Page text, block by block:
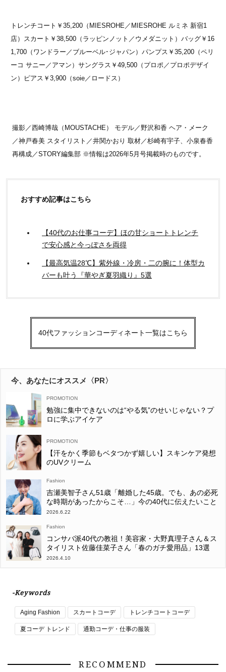
トレンチコート￥35,200（MIESROHE／MIESROHE ルミネ 新宿1
店）スカート￥38,500（ラッピンノット／ウメダニット）バッグ￥16
1,700（ワンドラー／ブルーベル･ジャパン）パンプス￥35,200（ペリ
ーコ サニー／アマン）サングラス￥49,500（プロポ／プロポデザイ
ン）ピアス￥3,900（soie／ロードス）
撮影／西崎博哉（MOUSTACHE） モデル／野沢和香 ヘア・メーク
／神戸春美 スタイリスト／井関かおり 取材／杉崎有宇子、小泉春香
再構成／STORY編集部 ※情報は2026年5月号掲載時のものです。
おすすめ記事はこちら
【40代のお仕事コーデ】ほの甘ショートトレンチ
で安心感と今っぽさを両得
【最高気温28℃】紫外線・冷房・二の腕に！体型カ
バーも叶う『華やぎ夏羽織り』5選
40代ファッションコーディネート一覧はこちら
今、あなたにオススメ〈PR〉
勉強に集中できないのは“やる気”のせいじゃない？プ
ロに学ぶアイケア
【汗をかく季節もベタつかず嬉しい】スキンケア発想
のUVクリーム
Fashion
吉瀬美智子さん51歳「離婚した45歳。でも、あの必死
な時期があったからこそ…」今の40代に伝えたいこと
2026.6.22
Fashion
コンサバ派40代の教祖！美容家・大野真理子さん＆ス
タイリスト佐藤佳菜子さん「春のガチ愛用品」13選
2026.4.10
-Keywords
Aging Fashion スカートコーデ トレンチコートコーデ
夏コーデ トレンド 通勤コーデ・仕事の服装
RECOMMEND